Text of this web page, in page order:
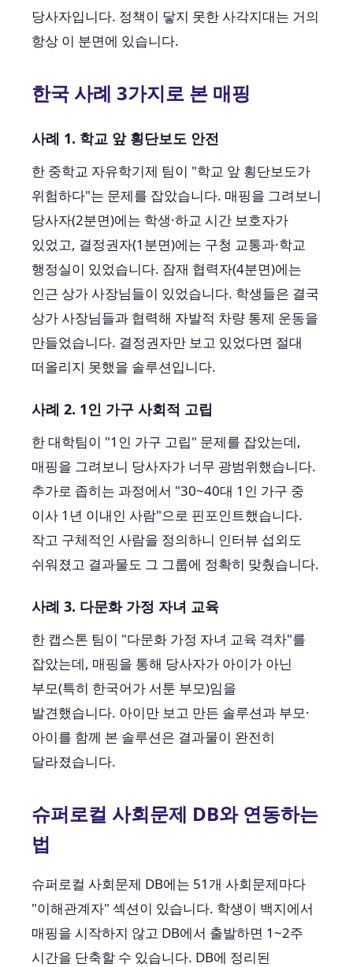
당사자입니다. 정책이 닿지 못한 사각지대는 거의
항상 이 분면에 있습니다.
한국 사례 3가지로 본 매핑
사례 1. 학교 앞 횡단보도 안전
한 중학교 자유학기제 팀이 "학교 앞 횡단보도가
위험하다"는 문제를 잡았습니다. 매핑을 그려보니
당사자(2분면)에는 학생·하교 시간 보호자가
있었고, 결정권자(1분면)에는 구청 교통과·학교
행정실이 있었습니다. 잠재 협력자(4분면)에는
인근 상가 사장님들이 있었습니다. 학생들은 결국
상가 사장님들과 협력해 자발적 차량 통제 운동을
만들었습니다. 결정권자만 보고 있었다면 절대
떠올리지 못했을 솔루션입니다.
사례 2. 1인 가구 사회적 고립
한 대학팀이 "1인 가구 고립" 문제를 잡았는데,
매핑을 그려보니 당사자가 너무 광범위했습니다.
추가로 좁히는 과정에서 "30~40대 1인 가구 중
이사 1년 이내인 사람"으로 핀포인트했습니다.
작고 구체적인 사람을 정의하니 인터뷰 섭외도
쉬워졌고 결과물도 그 그룹에 정확히 맞췄습니다.
사례 3. 다문화 가정 자녀 교육
한 캡스톤 팀이 "다문화 가정 자녀 교육 격차"를
잡았는데, 매핑을 통해 당사자가 아이가 아닌
부모(특히 한국어가 서툰 부모)임을
발견했습니다. 아이만 보고 만든 솔루션과 부모·
아이를 함께 본 솔루션은 결과물이 완전히
달라졌습니다.
슈퍼로컬 사회문제 DB와 연동하는
법
슈퍼로컬 사회문제 DB에는 51개 사회문제마다
"이해관계자" 섹션이 있습니다. 학생이 백지에서
매핑을 시작하지 않고 DB에서 출발하면 1~2주
시간을 단축할 수 있습니다. DB에 정리된